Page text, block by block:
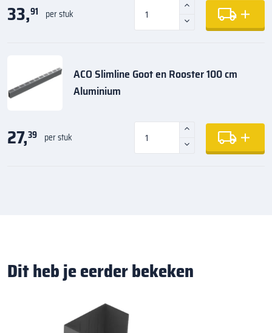
33,91 per stuk
ACO Slimline Goot en Rooster 100 cm
Aluminium
27,39 per stuk
Dit heb je eerder bekeken